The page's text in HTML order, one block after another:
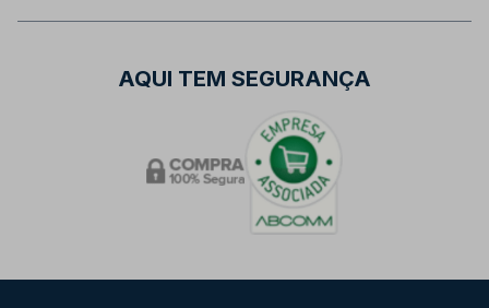
AQUI TEM SEGURANÇA